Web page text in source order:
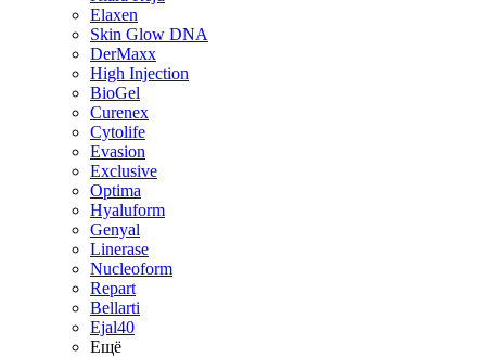
Elaxen
Skin Glow DNA
DerMaxx
High Injection
BioGel
Curenex
Cytolife
Evasion
Exclusive
Optima
Hyaluform
Genyal
Linerase
Nucleoform
Repart
Bellarti
Ejal40
Ещё